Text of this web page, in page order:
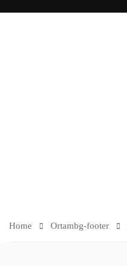
Home Ortambg-footer